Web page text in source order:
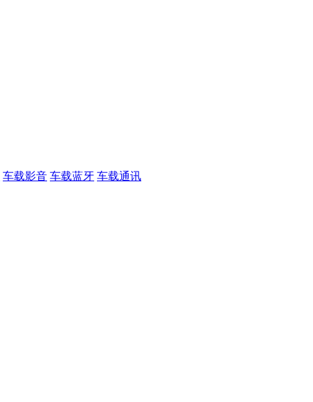
车载影音 车载蓝牙 车载通讯